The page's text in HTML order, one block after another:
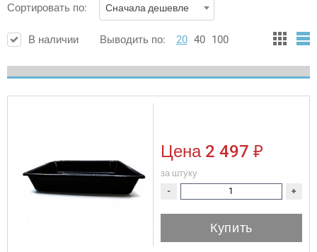
Сортировать по: Сначала дешевле
В наличии Выводить по: 20 40 100
Цена 2 497 ₽
за штуку
- +
Купить